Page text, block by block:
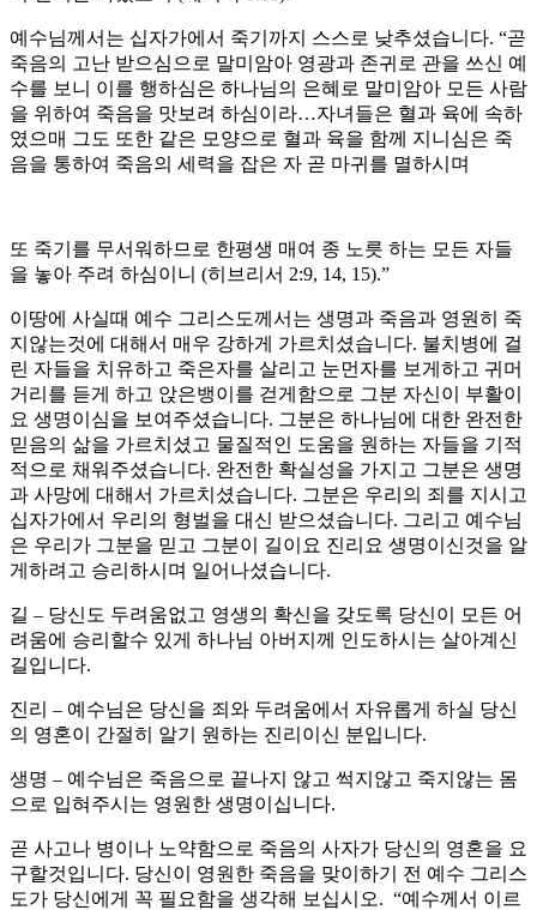
예수님께서는 십자가에서 죽기까지 스스로 낮추셨습니다. “곧
죽음의 고난 받으심으로 말미암아 영광과 존귀로 관을 쓰신 예
수를 보니 이를 행하심은 하나님의 은혜로 말미암아 모든 사람
을 위하여 죽음을 맛보려 하심이라…자녀들은 혈과 육에 속하
였으매 그도 또한 같은 모양으로 혈과 육을 함께 지니심은 죽
음을 통하여 죽음의 세력을 잡은 자 곧 마귀를 멸하시며
또 죽기를 무서워하므로 한평생 매여 종 노릇 하는 모든 자들
을 놓아 주려 하심이니 (히브리서 2:9, 14, 15).”
이땅에 사실때 예수 그리스도께서는 생명과 죽음과 영원히 죽
지않는것에 대해서 매우 강하게 가르치셨습니다. 불치병에 걸
린 자들을 치유하고 죽은자를 살리고 눈먼자를 보게하고 귀머
거리를 듣게 하고 앉은뱅이를 걷게함으로 그분 자신이 부활이
요 생명이심을 보여주셨습니다. 그분은 하나님에 대한 완전한
믿음의 삶을 가르치셨고 물질적인 도움을 원하는 자들을 기적
적으로 채워주셨습니다. 완전한 확실성을 가지고 그분은 생명
과 사망에 대해서 가르치셨습니다. 그분은 우리의 죄를 지시고
십자가에서 우리의 형벌을 대신 받으셨습니다. 그리고 예수님
은 우리가 그분을 믿고 그분이 길이요 진리요 생명이신것을 알
게하려고 승리하시며 일어나셨습니다.
길 – 당신도 두려움없고 영생의 확신을 갖도록 당신이 모든 어
려움에 승리할수 있게 하나님 아버지께 인도하시는 살아계신
길입니다.
진리 – 예수님은 당신을 죄와 두려움에서 자유롭게 하실 당신
의 영혼이 간절히 알기 원하는 진리이신 분입니다.
생명 – 예수님은 죽음으로 끝나지 않고 썩지않고 죽지않는 몸
으로 입혀주시는 영원한 생명이십니다.
곧 사고나 병이나 노약함으로 죽음의 사자가 당신의 영혼을 요
구할것입니다. 당신이 영원한 죽음을 맞이하기 전 예수 그리스
도가 당신에게 꼭 필요함을 생각해 보십시오. “예수께서 이르